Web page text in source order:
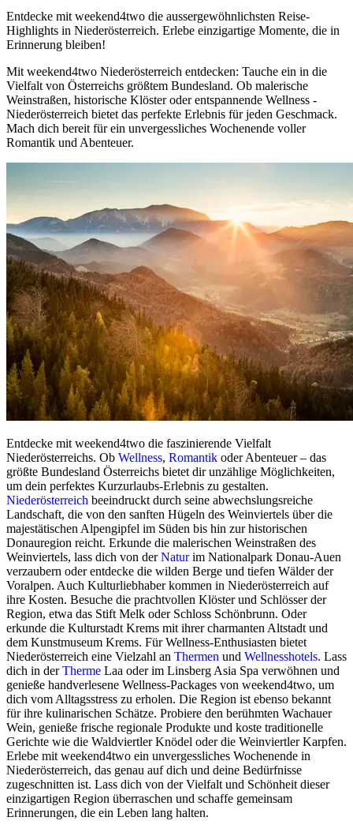
Entdecke mit weekend4two die aussergewöhnlichsten Reise-
Highlights in Niederösterreich. Erlebe einzigartige Momente, die in
Erinnerung bleiben!
Mit weekend4two Niederösterreich entdecken: Tauche ein in die
Vielfalt von Österreichs größtem Bundesland. Ob malerische
Weinstraßen, historische Klöster oder entspannende Wellness -
Niederösterreich bietet das perfekte Erlebnis für jeden Geschmack.
Mach dich bereit für ein unvergessliches Wochenende voller
Romantik und Abenteuer.
Entdecke mit weekend4two die faszinierende Vielfalt
Niederösterreichs. Ob Wellness, Romantik oder Abenteuer – das
größte Bundesland Österreichs bietet dir unzählige Möglichkeiten,
um dein perfektes Kurzurlaubs-Erlebnis zu gestalten.
Niederösterreich beeindruckt durch seine abwechslungsreiche
Landschaft, die von den sanften Hügeln des Weinviertels über die
majestätischen Alpengipfel im Süden bis hin zur historischen
Donauregion reicht. Erkunde die malerischen Weinstraßen des
Weinviertels, lass dich von derNaturim Nationalpark Donau-Auen
verzaubern oder entdecke die wilden Berge und tiefen Wälder der
Voralpen. Auch Kulturliebhaber kommen in Niederösterreich auf
ihre Kosten. Besuche die prachtvollen Klöster und Schlösser der
Region, etwa das Stift Melk oder Schloss Schönbrunn. Oder
erkunde die Kulturstadt Krems mit ihrer charmanten Altstadt und
dem Kunstmuseum Krems. Für Wellness-Enthusiasten bietet
Niederösterreich eine Vielzahl an Thermen und Wellnesshotels. Lass
dich in derTherme Laa oder im Linsberg Asia Spa verwöhnen und
genieße handverlesene Wellness-Packages von weekend4two, um
dich vom Alltagsstress zu erholen. Die Region ist ebenso bekannt
für ihre kulinarischen Schätze. Probiere den berühmten Wachauer
Wein, genieße frische regionale Produkte und koste traditionelle
Gerichte wie die Waldviertler Knödel oder die Weinviertler Karpfen.
Erlebe mit weekend4two ein unvergessliches Wochenende in
Niederösterreich, das genau auf dich und deine Bedürfnisse
zugeschnitten ist. Lass dich von der Vielfalt und Schönheit dieser
einzigartigen Region überraschen und schaffe gemeinsam
Erinnerungen, die ein Leben lang halten.